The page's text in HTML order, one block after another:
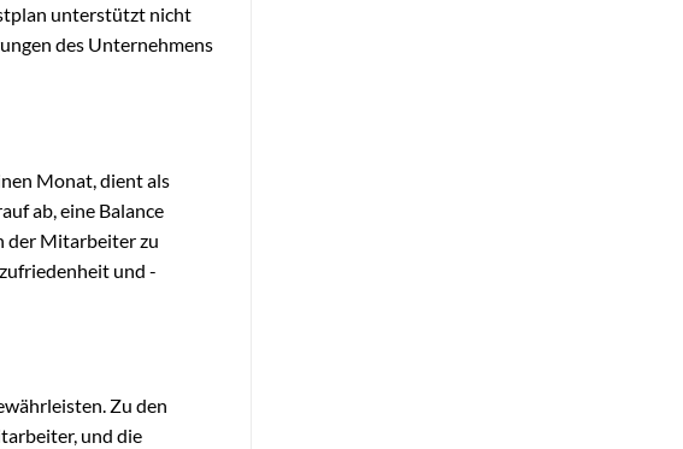
unterstützt nicht
des Unternehmens
Monat, dient als
ab, eine Balance
der Mitarbeiter zu
und -
Zu den
und die